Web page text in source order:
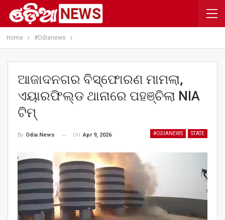
Home #Odianews
ଆଜାଦନଗର ବିସ୍ଫୋରଣ ମାମଲା,
ଏୟାରଫିଲ୍ଡ ଥାନାରେ ପହଞ୍ଚିଲା NIA
ଟିମ୍
#ODIANEWS STATE
By Odia News On Apr 9, 2026